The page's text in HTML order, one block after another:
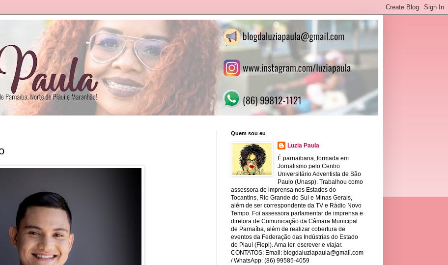
Quem sou eu
Luzia Paula
É parnaibana, formada em
Jornalismo pelo Centro
Universitário Adventista de São
Paulo (Unasp). Trabalhou como
assessora de imprensa nos Estados do
Tocantins, Rio Grande do Sul e Minas Gerais,
além de ser correspondente da TV e Rádio Novo
Tempo. Foi assessora parlamentar de imprensa e
diretora de Comunicação da Câmara Municipal
de Parnaíba, além de realizar cobertura de
eventos da Federação das Indústrias do Estado
do Piauí (Fiepi). Ama ler, escrever e viajar.
CONTATOS: Email: blogdaluziapaula@gmail.com
/ WhatsApp: (86) 99585-4059